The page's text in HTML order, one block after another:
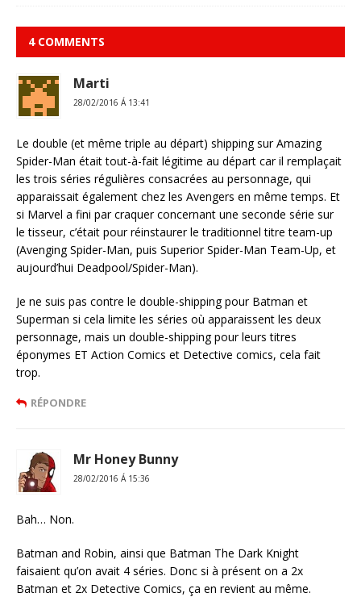
4 COMMENTS
Marti
28/02/2016 Á 13:41
Le double (et même triple au départ) shipping sur Amazing
Spider-Man était tout-à-fait légitime au départ car il remplaçait
les trois séries régulières consacrées au personnage, qui
apparaissait également chez les Avengers en même temps. Et
si Marvel a fini par craquer concernant une seconde série sur
le tisseur, c’était pour réinstaurer le traditionnel titre team-up
(Avenging Spider-Man, puis Superior Spider-Man Team-Up, et
aujourd’hui Deadpool/Spider-Man).
Je ne suis pas contre le double-shipping pour Batman et
Superman si cela limite les séries où apparaissent les deux
personnage, mais un double-shipping pour leurs titres
éponymes ET Action Comics et Detective comics, cela fait
trop.
RÉPONDRE
Mr Honey Bunny
28/02/2016 Á 15:36
Bah… Non.
Batman and Robin, ainsi que Batman The Dark Knight
faisaient qu’on avait 4 séries. Donc si à présent on a 2x
Batman et 2x Detective Comics, ça en revient au même.